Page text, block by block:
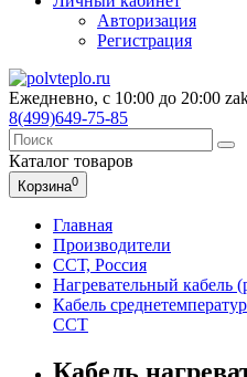
Авторизация
Регистрация
Ежедневно, с 10:00 до 20:00
8(499)649-75-85
Каталог товаров
Корзина0
Главная
Производители
ССТ, Россия
Нагревательный кабель
Кабель
ССТ
Кабель